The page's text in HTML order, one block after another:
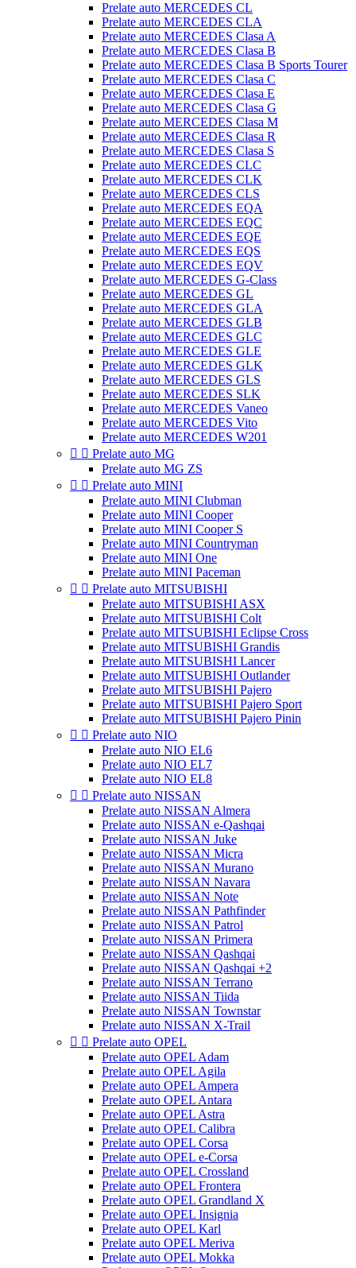
Prelate auto MERCEDES CL
Prelate auto MERCEDES CLA
Prelate auto MERCEDES Clasa A
Prelate auto MERCEDES Clasa B
Prelate auto MERCEDES Clasa B Sports Tourer
Prelate auto MERCEDES Clasa C
Prelate auto MERCEDES Clasa E
Prelate auto MERCEDES Clasa G
Prelate auto MERCEDES Clasa M
Prelate auto MERCEDES Clasa R
Prelate auto MERCEDES Clasa S
Prelate auto MERCEDES CLC
Prelate auto MERCEDES CLK
Prelate auto MERCEDES CLS
Prelate auto MERCEDES EQA
Prelate auto MERCEDES EQC
Prelate auto MERCEDES EQE
Prelate auto MERCEDES EQS
Prelate auto MERCEDES EQV
Prelate auto MERCEDES G-Class
Prelate auto MERCEDES GL
Prelate auto MERCEDES GLA
Prelate auto MERCEDES GLB
Prelate auto MERCEDES GLC
Prelate auto MERCEDES GLE
Prelate auto MERCEDES GLK
Prelate auto MERCEDES GLS
Prelate auto MERCEDES SLK
Prelate auto MERCEDES Vaneo
Prelate auto MERCEDES Vito
Prelate auto MERCEDES W201
  Prelate auto MG
Prelate auto MG ZS
  Prelate auto MINI
Prelate auto MINI Clubman
Prelate auto MINI Cooper
Prelate auto MINI Cooper S
Prelate auto MINI Countryman
Prelate auto MINI One
Prelate auto MINI Paceman
  Prelate auto MITSUBISHI
Prelate auto MITSUBISHI ASX
Prelate auto MITSUBISHI Colt
Prelate auto MITSUBISHI Eclipse Cross
Prelate auto MITSUBISHI Grandis
Prelate auto MITSUBISHI Lancer
Prelate auto MITSUBISHI Outlander
Prelate auto MITSUBISHI Pajero
Prelate auto MITSUBISHI Pajero Sport
Prelate auto MITSUBISHI Pajero Pinin
  Prelate auto NIO
Prelate auto NIO EL6
Prelate auto NIO EL7
Prelate auto NIO EL8
  Prelate auto NISSAN
Prelate auto NISSAN Almera
Prelate auto NISSAN e-Qashqai
Prelate auto NISSAN Juke
Prelate auto NISSAN Micra
Prelate auto NISSAN Murano
Prelate auto NISSAN Navara
Prelate auto NISSAN Note
Prelate auto NISSAN Pathfinder
Prelate auto NISSAN Patrol
Prelate auto NISSAN Primera
Prelate auto NISSAN Qashqai
Prelate auto NISSAN Qashqai +2
Prelate auto NISSAN Terrano
Prelate auto NISSAN Tiida
Prelate auto NISSAN Townstar
Prelate auto NISSAN X-Trail
  Prelate auto OPEL
Prelate auto OPEL Adam
Prelate auto OPEL Agila
Prelate auto OPEL Ampera
Prelate auto OPEL Antara
Prelate auto OPEL Astra
Prelate auto OPEL Calibra
Prelate auto OPEL Corsa
Prelate auto OPEL e-Corsa
Prelate auto OPEL Crossland
Prelate auto OPEL Frontera
Prelate auto OPEL Grandland X
Prelate auto OPEL Insignia
Prelate auto OPEL Karl
Prelate auto OPEL Meriva
Prelate auto OPEL Mokka